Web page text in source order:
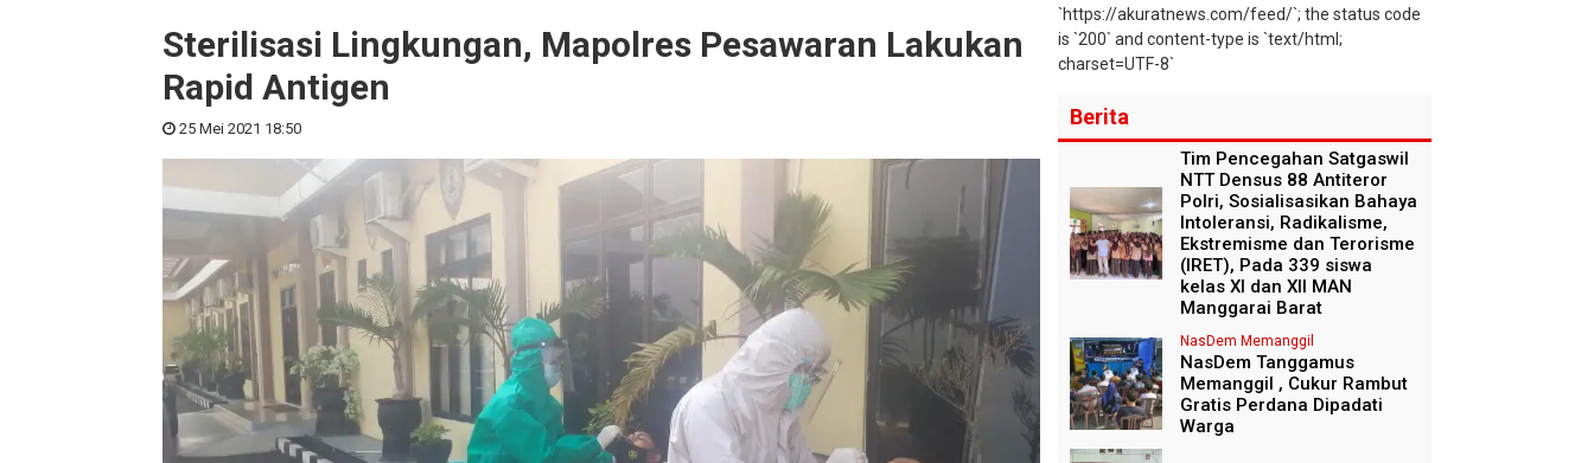
Sterilisasi Lingkungan, Mapolres Pesawaran Lakukan
Rapid Antigen
25 Mei 2021 18:50
`https://akuratnews.com/feed/`; the status code
is `200` and content-type is `text/html;
charset=UTF-8`
Berita
Tim Pencegahan Satgaswil
NTT Densus 88 Antiteror
Polri, Sosialisasikan Bahaya
Intoleransi, Radikalisme,
Ekstremisme dan Terorisme
(IRET), Pada 339 siswa
kelas XI dan XII MAN
Manggarai Barat
NasDem Memanggil
NasDem Tanggamus
Memanggil , Cukur Rambut
Gratis Perdana Dipadati
Warga